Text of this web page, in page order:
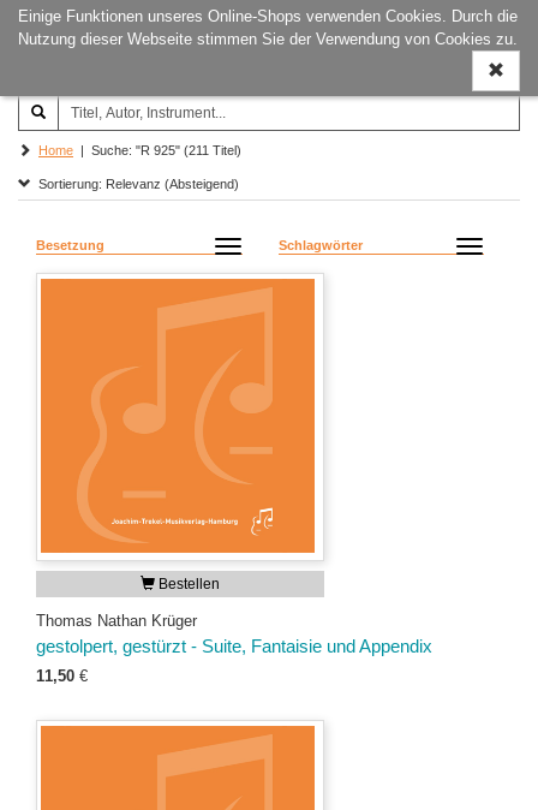
Einige Funktionen unseres Online-Shops verwenden Cookies. Durch die
Nutzung dieser Webseite stimmen Sie der Verwendung von Cookies zu.
ein-/
Joachim‐Trekel‐Musikverlag,
Hamburg
Home | Suche: "R 925" (211 Titel)
Sortierung: Relevanz (Absteigend)
Besetzung Schlagwörter
Bestellen
Thomas Nathan Krüger
gestolpert, gestürzt - Suite, Fantaisie und Appendix
11,50 €